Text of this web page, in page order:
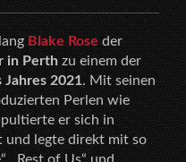
Blake Roseder
in Perthzu einem der
Jahres 2021. Mit seinen
Perlen wie
er sich in
und legte direkt mit so